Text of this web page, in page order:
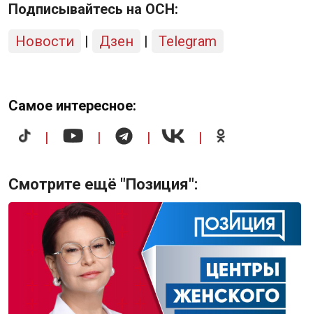
Подписывайтесь на ОСН:
Новости
Дзен Telegram
Самое интересное:
|
| | |
Смотрите ещё "Позиция":